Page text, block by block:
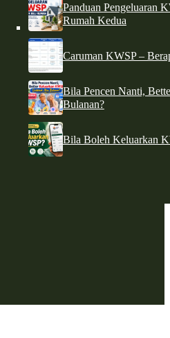
Panduan Pengeluaran
Rumah Kedua
Caruman KWSP –
Bila Pencen Nanti,
Bulanan?
Bila Boleh Keluarkan